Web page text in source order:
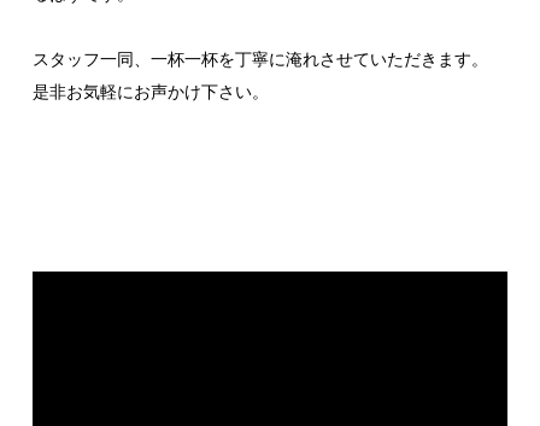
スタッフ一同、一杯一杯を丁寧に淹れさせていただきます。
是非お気軽にお声かけ下さい。